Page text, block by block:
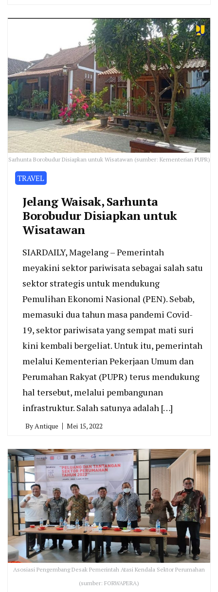
Sarhunta Borobudur Disiapkan untuk Wisatawan (sumber: Kementerian PUPR)
TRAVEL
Jelang Waisak, Sarhunta
Borobudur Disiapkan untuk
Wisatawan
SIARDAILY, Magelang – Pemerintah
meyakini sektor pariwisata sebagai salah satu
sektor strategis untuk mendukung
Pemulihan Ekonomi Nasional (PEN). Sebab,
memasuki dua tahun masa pandemi Covid-
19, sektor pariwisata yang sempat mati suri
kini kembali bergeliat. Untuk itu, pemerintah
melalui Kementerian Pekerjaan Umum dan
Perumahan Rakyat (PUPR) terus mendukung
hal tersebut, melalui pembangunan
infrastruktur. Salah satunya adalah […]
ByAntique Mei 15, 2022
Asosiasi Pengembang Desak Pemerintah Atasi Kendala Sektor Perumahan
(sumber: FORWAPERA)